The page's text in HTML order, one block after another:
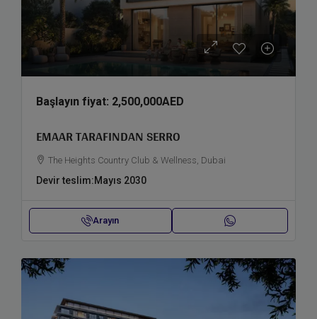
Başlayın fiyat: 2,500,000AED
EMAAR TARAFINDAN SERRO
The Heights Country Club & Wellness, Dubai
Devir teslim:Mayıs 2030
Arayın